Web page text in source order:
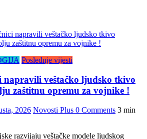
Poslednje vijesti
napravili veštačko ljudsko tkivo
zaštitnu opremu za vojnike !
2026 Novosti Plus 0 Comments 3 min
razvijaju veštačke modele ljudskog